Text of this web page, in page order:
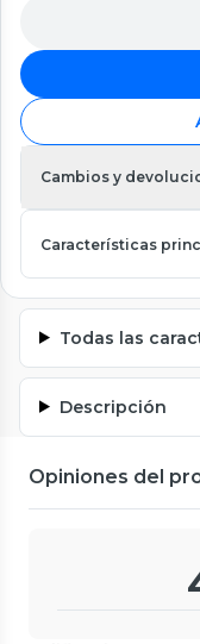
Cambios y
Características
Todas las
Descripción
Opiniones del